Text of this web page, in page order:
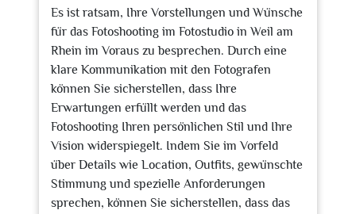
Es ist ratsam, Ihre Vorstellungen und Wünsche
für das Fotoshooting im Fotostudio in Weil am
Rhein im Voraus zu besprechen. Durch eine
klare Kommunikation mit den Fotografen
können Sie sicherstellen, dass Ihre
Erwartungen erfüllt werden und das
Fotoshooting Ihren persönlichen Stil und Ihre
Vision widerspiegelt. Indem Sie im Vorfeld
über Details wie Location, Outfits, gewünschte
Stimmung und spezielle Anforderungen
sprechen, können Sie sicherstellen, dass das